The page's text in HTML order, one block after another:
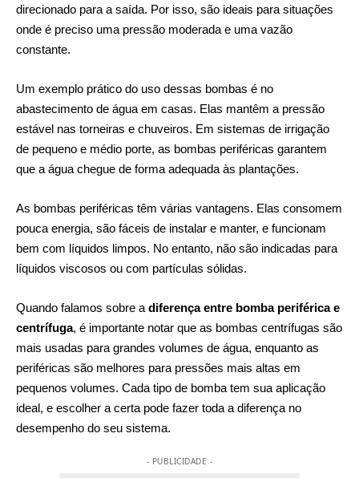
direcionado para a saída. Por isso, são ideais para situações
onde é preciso uma pressão moderada e uma vazão
constante.
Um exemplo prático do uso dessas bombas é no
abastecimento de água em casas. Elas mantêm a pressão
estável nas torneiras e chuveiros. Em sistemas de irrigação
de pequeno e médio porte, as bombas periféricas garantem
que a água chegue de forma adequada às plantações.
As bombas periféricas têm várias vantagens. Elas consomem
pouca energia, são fáceis de instalar e manter, e funcionam
bem com líquidos limpos. No entanto, não são indicadas para
líquidos viscosos ou com partículas sólidas.
Quando falamos sobre a diferença entre bomba periférica e
centrífuga, é importante notar que as bombas centrífugas são
mais usadas para grandes volumes de água, enquanto as
periféricas são melhores para pressões mais altas em
pequenos volumes. Cada tipo de bomba tem sua aplicação
ideal, e escolher a certa pode fazer toda a diferença no
desempenho do seu sistema.
- PUBLICIDADE -